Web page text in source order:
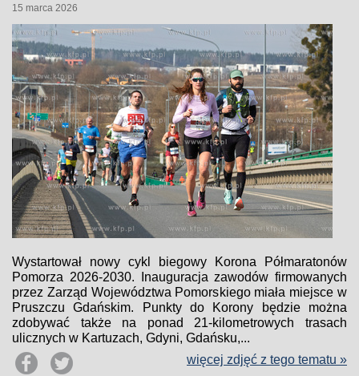
15 marca 2026
Wystartował nowy cykl biegowy Korona Półmaratonów
Pomorza 2026-2030. Inauguracja zawodów firmowanych
przez Zarząd Województwa Pomorskiego miała miejsce w
Pruszczu Gdańskim. Punkty do Korony będzie można
zdobywać także na ponad 21-kilometrowych trasach
ulicznych w Kartuzach, Gdyni, Gdańsku,...
więcej zdjęć z tego tematu »